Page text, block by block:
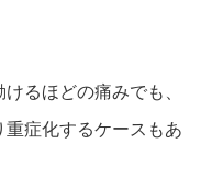
るほどの痛みでも、
症化するケースもあ